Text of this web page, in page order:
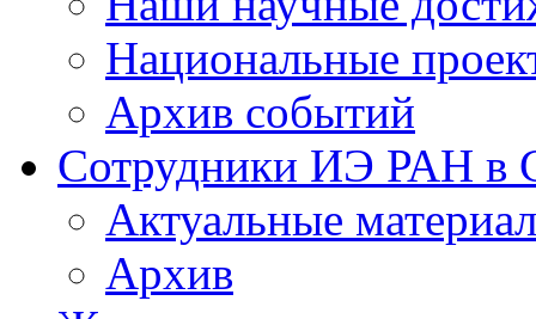
Национальные
Архив событий
Сотрудники ИЭ РАН
Актуальные
Архив